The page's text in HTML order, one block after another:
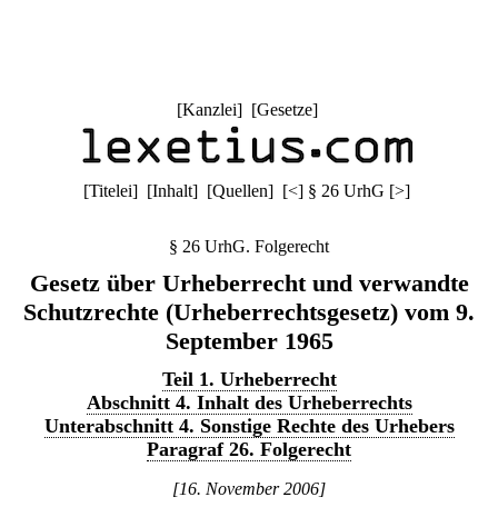
[Kanzlei] [Gesetze]
[Titelei] [Inhalt] [Quellen] [<] § 26 UrhG [>]
§ 26 UrhG. Folgerecht
Gesetz über Urheberrecht und verwandte
Schutzrechte (Urheberrechtsgesetz) vom 9.
September 1965
Teil 1. Urheberrecht
Abschnitt 4. Inhalt des Urheberrechts
Unterabschnitt 4. Sonstige Rechte des Urhebers
Paragraf 26. Folgerecht
[16. November 2006]